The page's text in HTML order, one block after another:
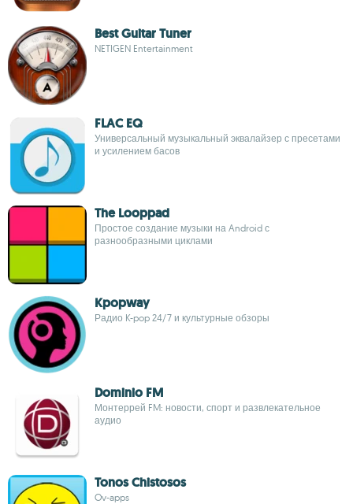
Best Guitar Tuner
NETIGEN Entertainment
FLAC EQ
Универсальный музыкальный эквалайзер с пресетами
и усилением басов
The Looppad
Простое создание музыки на Android с
разнообразными циклами
Kpopway
Радио K-pop 24/7 и культурные обзоры
Dominio FM
Монтеррей FM: новости, спорт и развлекательное
аудио
Tonos Chistosos
Ov-apps